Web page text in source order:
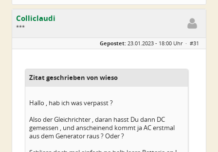
Colliclaudi
***
Geschlecht:
Beiträge:
43
Gepostet: 23.01.2023 - 18:00 Uhr · #31
Zitat geschrieben von wieso
Hallo , hab ich was verpasst ?
Also der Gleichrichter , daran hasst Du dann DC
gemessen , und anscheinend kommt ja AC erstmal
aus dem Generator raus ? Oder ?